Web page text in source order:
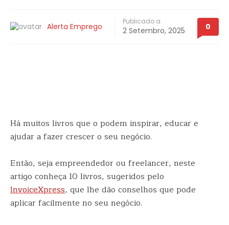
Alerta Emprego
Publicado a
2 Setembro, 2025 0
Há muitos livros que o podem inspirar, educar e
ajudar a fazer crescer o seu negócio.
Então, seja empreendedor ou freelancer, neste
artigo conheça 10 livros, sugeridos pelo
InvoiceXpress, que lhe dão conselhos que pode
aplicar facilmente no seu negócio.